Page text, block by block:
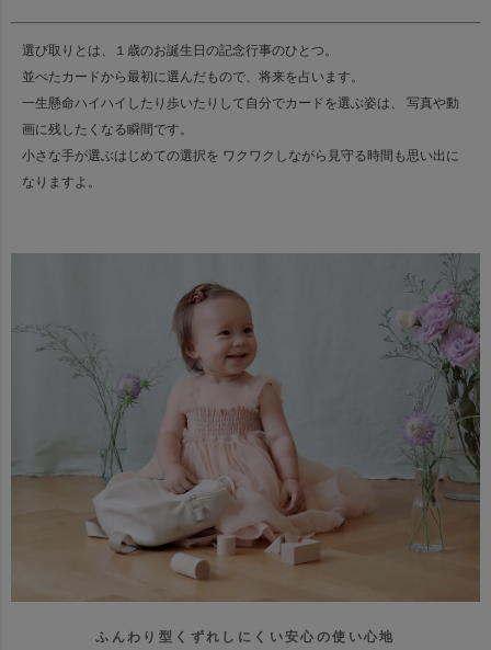
選び取りとは、１歳のお誕生日の記念行事のひとつ。
並べたカードから最初に選んだもので、将来を占います。
一生懸命ハイハイしたり歩いたりして自分でカードを選ぶ姿は、 写真や動
画に残したくなる瞬間です。
小さな手が選ぶはじめての選択を ワクワクしながら見守る時間も思い出に
なりますよ。
ふんわり型くずれしにくい安心の使い心地